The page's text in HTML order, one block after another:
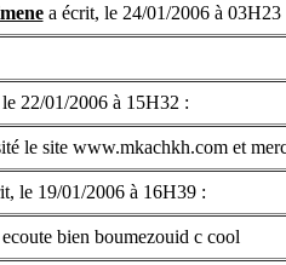
a écrit, le 24/01/2006 à 03H23
22/01/2006 à 15H32 :
le site www.mkachkh.com et
le 19/01/2006 à 16H39 :
bien boumezouid c cool